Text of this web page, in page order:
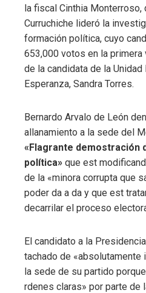
la fiscal Cinthia Monterroso,
Curruchiche lideró la
formación política, cuyo
653,000 votos en la
de la candidata de la Unidad
Esperanza, Sandra Torres.
Bernardo Arvalo de León
allanamiento a la sede del
«Flagrante demostración
política» que est
de la «minora corrupta que
poder da a da y que est
decarrilar el proceso
El candidato a la
tachado de «absolutamente
la sede de su partido
rdenes claras» por parte de